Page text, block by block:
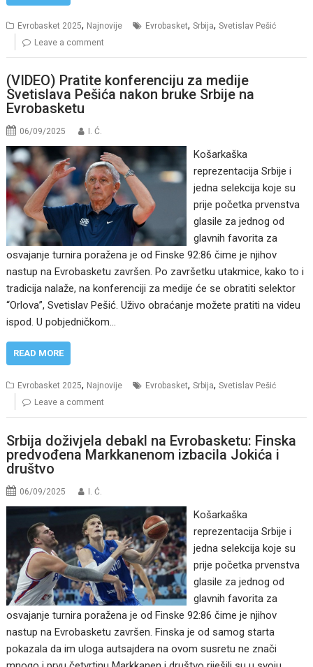
Evrobasket 2025, Najnovije Evrobasket,Srbija,Svetislav Pešić
Leave a comment
(VIDEO) Pratite konferenciju za medije
Svetislava Pešića nakon bruke Srbije na
Evrobasketu
06/09/2025 I. Ć.
Košarkaška
reprezentacija Srbije i
jedna selekcija koje su
prije početka prvenstva
glasile za jednog od
glavnih favorita za
osvajanje turnira poražena je od Finske 92:86 čime je njihov
nastup na Evrobasketu završen. Po završetku utakmice, kako to i
tradicija nalaže, na konferenciji za medije će se obratiti selektor
“Orlova”, Svetislav Pešić. Uživo obraćanje možete pratiti na videu
ispod. U pobjedničkom…
READ MORE
Evrobasket 2025, Najnovije Evrobasket,Srbija,Svetislav Pešić
Leave a comment
Srbija doživjela debakl na Evrobasketu: Finska
predvođena Markkanenom izbacila Jokića i
društvo
06/09/2025 I. Ć.
Košarkaška
reprezentacija Srbije i
jedna selekcija koje su
prije početka prvenstva
glasile za jednog od
glavnih favorita za
osvajanje turnira poražena je od Finske 92:86 čime je njihov
nastup na Evrobasketu završen. Finska je od samog starta
pokazala da im uloga autsajdera na ovom susretu ne znači